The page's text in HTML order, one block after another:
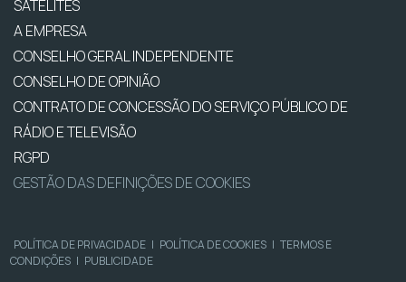
SATÉLITES
A EMPRESA
CONSELHO GERAL INDEPENDENTE
CONSELHO DE OPINIÃO
CONTRATO DE CONCESSÃO DO SERVIÇO PÚBLICO DE
RÁDIO E TELEVISÃO
RGPD
GESTÃO DAS DEFINIÇÕES DE COOKIES
POLÍTICA DE PRIVACIDADE | POLÍTICA DE COOKIES | TERMOS E
CONDIÇÕES | PUBLICIDADE